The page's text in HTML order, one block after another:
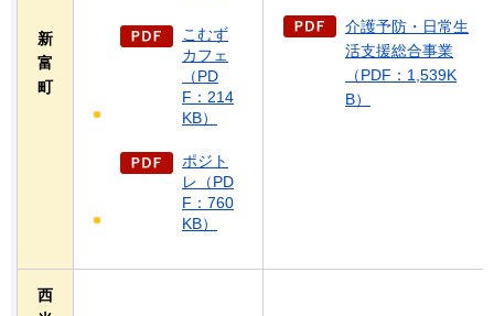
新
富
町
こむず
カフェ
（PD
F：214
KB）
ポジト
レ（PD
F：760
KB）
介護予防・日常生
活支援総合事業
（PDF：1,539K
B）
西